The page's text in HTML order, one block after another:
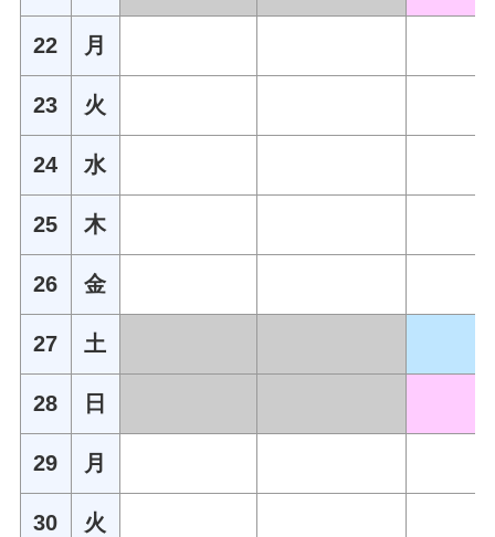
22 月
23 火
24 水
25 木
26 金
27 土
28 日
29 月
30 火